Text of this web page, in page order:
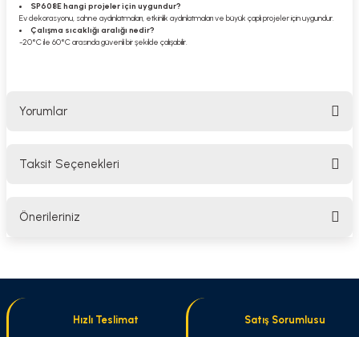
SP608E hangi projeler için uygundur?
Ev dekorasyonu, sahne aydınlatmaları, etkinlik aydınlatmaları ve büyük çaplı projeler için uygundur.
Çalışma sıcaklığı aralığı nedir?
-20°C ile 60°C arasında güvenli bir şekilde çalışabilir.
Yorumlar
Taksit Seçenekleri
Önerileriniz
Görüş ve önerileriniz için teşekkür ederiz.
Hızlı Teslimat Satış Sorumlusu